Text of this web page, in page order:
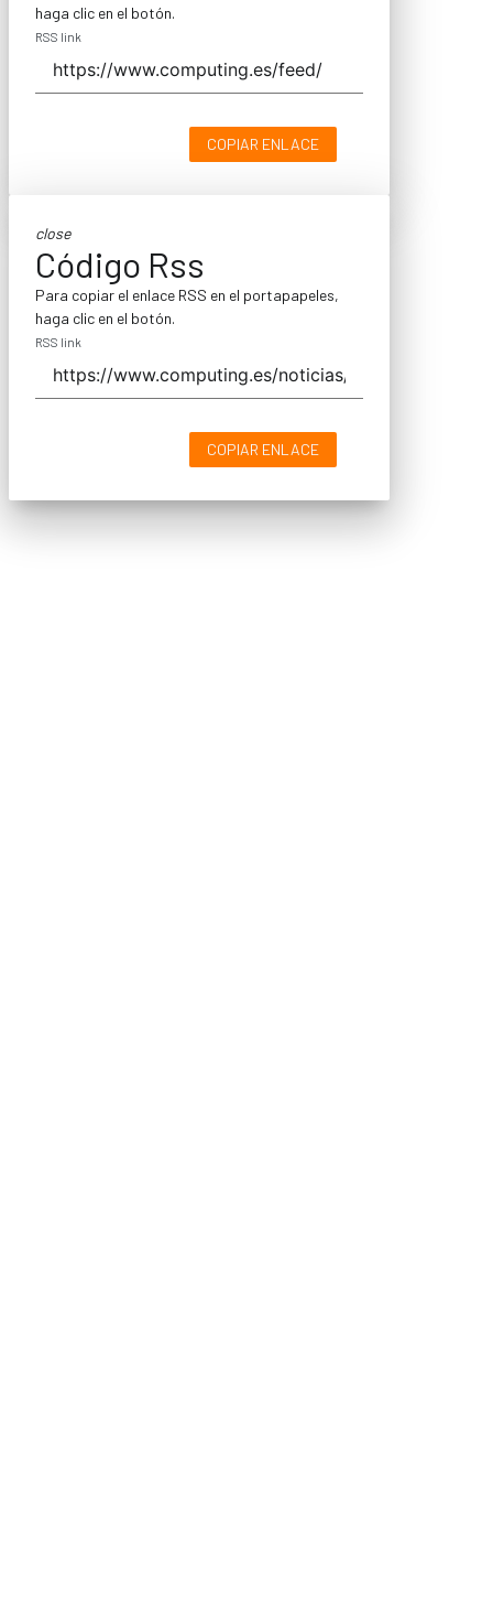
haga clic en el botón.
RSS link
COPIAR ENLACE
close
Código Rss
Para copiar el enlace RSS en el portapapeles,
haga clic en el botón.
RSS link
COPIAR ENLACE